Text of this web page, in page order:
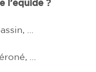
l’équidé ?
…
…